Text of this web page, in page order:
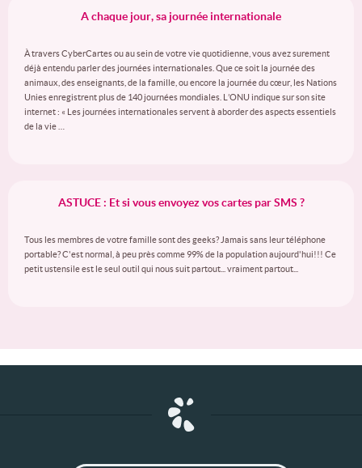
A chaque jour, sa journée internationale
À travers CyberCartes ou au sein de votre vie quotidienne, vous avez surement
déjà entendu parler des journées internationales. Que ce soit la journée des
animaux, des enseignants, de la famille, ou encore la journée du cœur, les Nations
Unies enregistrent plus de 140 journées mondiales. L’ONU indique sur son site
internet : « Les journées internationales servent à aborder des aspects essentiels
de la vie …
ASTUCE : Et si vous envoyez vos cartes par SMS ?
Tous les membres de votre famille sont des geeks? Jamais sans leur téléphone
portable? C'est normal, à peu près comme 99% de la population aujourd'hui!!! Ce
petit ustensile est le seul outil qui nous suit partout... vraiment partout...